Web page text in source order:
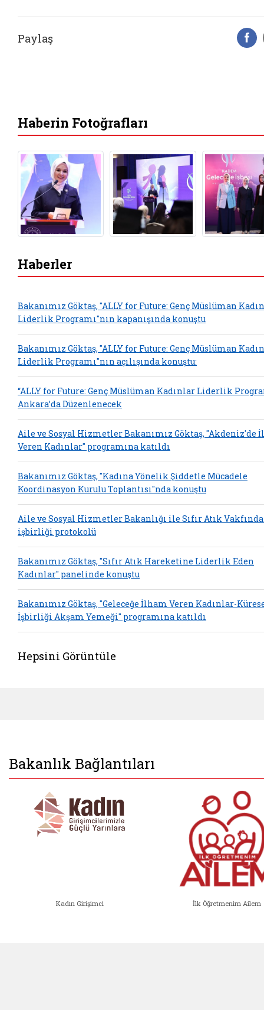
Paylaş
Haberin Fotoğrafları
Haberler
Bakanımız Göktaş, "ALLY for Future: Genç Müslüman
Liderlik Programı"nın kapanışında konuştu
Bakanımız Göktaş, "ALLY for Future: Genç Müslüman
Liderlik Programı"nın açılışında konuştu:
“ALLY for Future: Genç Müslüman Kadınlar Liderlik
Ankara’da Düzenlenecek
Aile ve Sosyal Hizmetler Bakanımız Göktaş, "Akdeniz'de
Veren Kadınlar" programına katıldı
Bakanımız Göktaş, "Kadına Yönelik Şiddetle Mücadele
Koordinasyon Kurulu Toplantısı"nda konuştu
Aile ve Sosyal Hizmetler Bakanlığı ile Sıfır Atık
işbirliği protokolü
Bakanımız Göktaş, "Sıfır Atık Hareketine Liderlik Eden
Kadınlar" panelinde konuştu
Bakanımız Göktaş, "Geleceğe İlham Veren Kadınlar-
İşbirliği Akşam Yemeği" programına katıldı
Hepsini Görüntüle
Bakanlık Bağlantıları
Kadın Girişimci İlk Öğretmenim Ailem